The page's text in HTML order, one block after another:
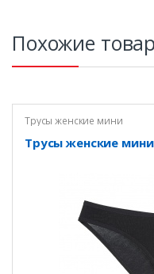
Похожие
Трусы женские мини
Трусы женские мини